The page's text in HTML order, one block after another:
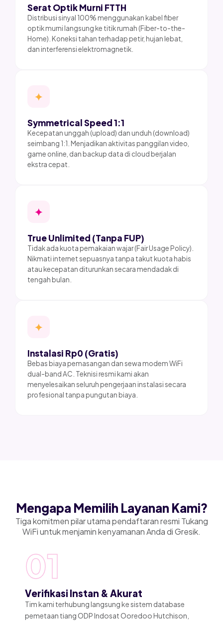
Serat Optik Murni FTTH
Distribusi sinyal 100% menggunakan kabel fiber
optik murni langsung ke titik rumah (Fiber-to-the-
Home). Koneksi tahan terhadap petir, hujan lebat,
dan interferensi elektromagnetik.
✦
Symmetrical Speed 1:1
Kecepatan unggah (upload) dan unduh (download)
seimbang 1:1. Menjadikan aktivitas panggilan video,
game online, dan backup data di cloud berjalan
ekstra cepat.
✦
True Unlimited (Tanpa FUP)
Tidak ada kuota pemakaian wajar (Fair Usage Policy).
Nikmati internet sepuasnya tanpa takut kuota habis
atau kecepatan diturunkan secara mendadak di
tengah bulan.
✦
Instalasi Rp0 (Gratis)
Bebas biaya pemasangan dan sewa modem WiFi
dual-band AC. Teknisi resmi kami akan
menyelesaikan seluruh pengerjaan instalasi secara
profesional tanpa pungutan biaya.
Mengapa Memilih Layanan Kami?
Tiga komitmen pilar utama pendaftaran resmi Tukang
WiFi untuk menjamin kenyamanan Anda di Gresik.
01
Verifikasi Instan & Akurat
Tim kami terhubung langsung ke sistem database
pemetaan tiang ODP Indosat Ooredoo Hutchison,